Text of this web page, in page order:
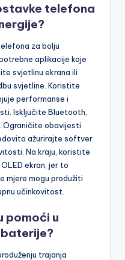
telefona
za bolju
aplikacije koje
svjetlinu ekrana ili
svjetline. Koristite
performanse i
Isključite Bluetooth,
Ograničite obavijesti
ažurirajte softver
Na kraju, koristite
ekran, jer to
mjere mogu produžiti
učinkovitost.
pomoći u
trajanja